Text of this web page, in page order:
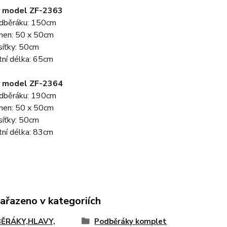
model ZF-2363
150cm
50 x 50cm
50cm
délka: 65cm
model ZF-2364
190cm
50 x 50cm
50cm
délka: 83cm
v kategoriích
Podběráky komplet